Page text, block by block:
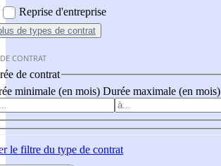
Reprise d'entreprise
de types de contrat
CONTRAT
de contrat
minimale (en mois) Durée maximale (en mois)
le filtre du type de contrat